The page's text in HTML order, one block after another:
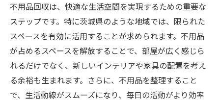
ス
相談サービスで解決！不用品の困りごと
不用品回収相談で安心のサービスを選ぶコ
ツ
スムーズな不用品回収のための事前準備
相談サービスを利用する際のポイント
不用品回収は、快適な生活空間を実現するための重要な
ステップです。特に茨城県のような地域では、限られた
スペースを有効に活用することが求められます。不用品
が占めるスペースを解放することで、部屋が広く感じら
れるだけでなく、新しいインテリアや家具の配置を考え
る余裕も生まれます。さらに、不用品を整理すること
で、生活動線がスムーズになり、毎日の活動がより効率